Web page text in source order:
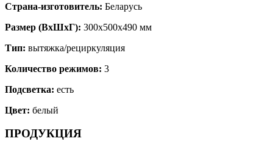
Страна-изготовитель: Беларусь
Размер (ВхШхГ): 300х500х490 мм
Тип: вытяжка/рециркуляция
Количество режимов: 3
Подсветка: есть
Цвет: белый
ПРОДУКЦИЯ